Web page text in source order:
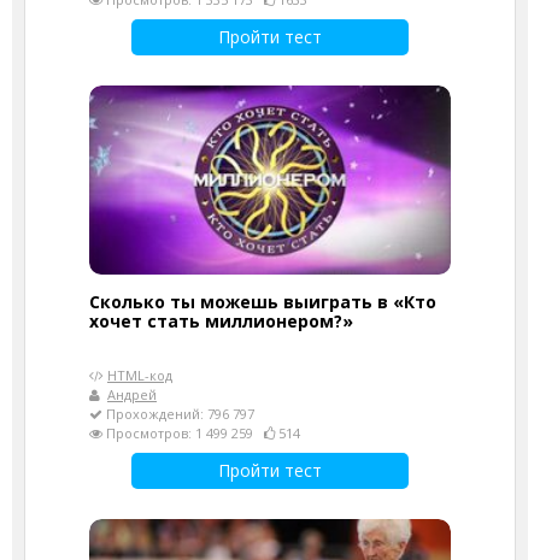
Пройти тест
Сколько ты можешь выиграть в «Кто
хочет стать миллионером?»
HTML-код
Андрей
Прохождений: 796 797
Просмотров: 1 499 259
514
Пройти тест